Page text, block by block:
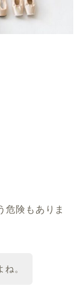
危険もありま
。